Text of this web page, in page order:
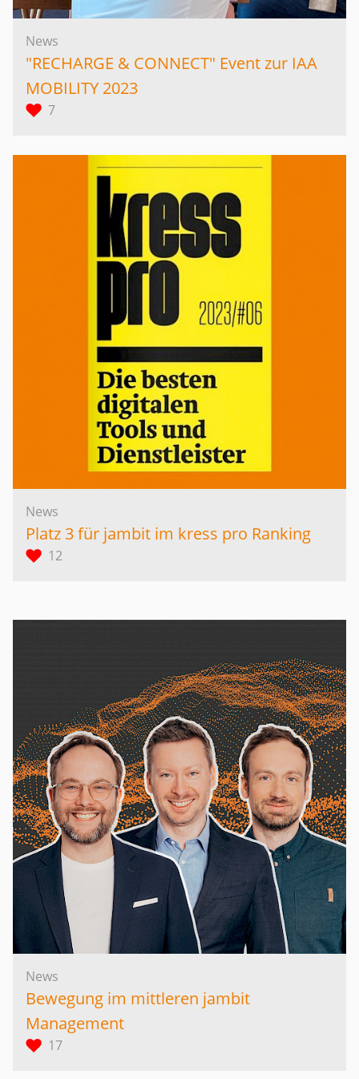
News
"RECHARGE & CONNECT" Event zur IAA
MOBILITY 2023
7
News
Platz 3 für jambit im kress pro Ranking
12
News
Bewegung im mittleren jambit
Management
17